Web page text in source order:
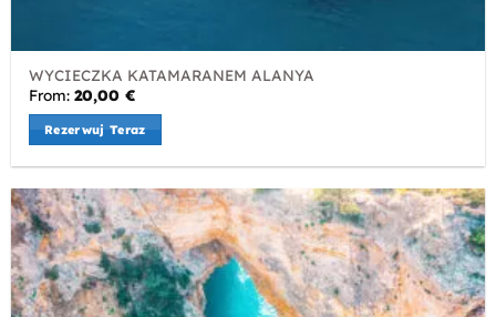
WYCIECZKA KATAMARANEM ALANYA
From:20,00€
Rezerwuj Teraz